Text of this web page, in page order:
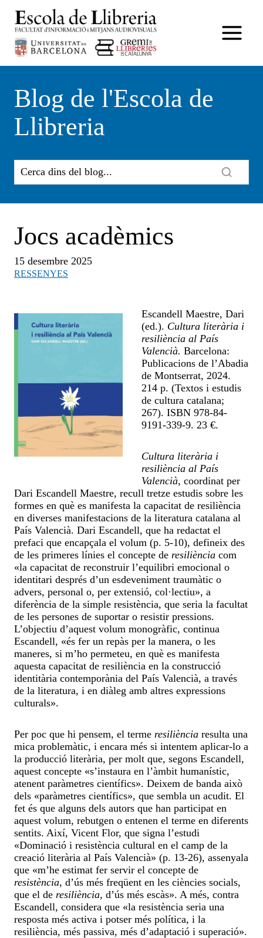
contingut
Blog de l'Escola de
Llibreria
Jocs acadèmics
15 desembre 2025
RESSENYES
Escandell Maestre, Dari
(ed.). Cultura literària i
resiliència al País
Valencià. Barcelona:
Publicacions de l’Abadia
de Montserrat, 2024.
214 p. (Textos i estudis
de cultura catalana;
267). ISBN 978-84-
9191-339-9. 23 €.
Cultura literària i
resiliència al País
Valencià, coordinat per
Dari Escandell Maestre, recull tretze estudis sobre les
formes en què es manifesta la capacitat de resiliència
en diverses manifestacions de la literatura catalana al
País Valencià. Dari Escandell, que ha redactat el
prefaci que encapçala el volum (p. 5-10), defineix des
de les primeres línies el concepte de resiliència com
«la capacitat de reconstruir l’equilibri emocional o
identitari després d’un esdeveniment traumàtic o
advers, personal o, per extensió, col·lectiu», a
diferència de la simple resistència, que seria la facultat
de les persones de suportar o resistir pressions.
L’objectiu d’aquest volum monogràfic, continua
Escandell, «és fer un repàs per la manera, o les
maneres, si m’ho permeteu, en què es manifesta
aquesta capacitat de resiliència en la construcció
identitària contemporània del País Valencià, a través
de la literatura, i en diàleg amb altres expressions
culturals».
Per poc que hi pensem, el terme resiliència resulta una
mica problemàtic, i encara més si intentem aplicar-lo a
la producció literària, per molt que, segons Escandell,
aquest concepte «s’instaura en l’àmbit humanístic,
atenent paràmetres científics». Deixem de banda això
dels «paràmetres científics», que sembla un acudit. El
fet és que alguns dels autors que han participat en
aquest volum, rebutgen o entenen el terme en diferents
sentits. Així, Vicent Flor, que signa l’estudi
«Dominació i resistència cultural en el camp de la
creació literària al País Valencià» (p. 13-26), assenyala
que «m’he estimat fer servir el concepte de
resistència, d’ús més freqüent en les ciències socials,
que el de resiliència, d’ús més escàs». A més, contra
Escandell, considera que «la resistència seria una
resposta més activa i potser més política, i la
resiliència, més passiva, més d’adaptació i superació».